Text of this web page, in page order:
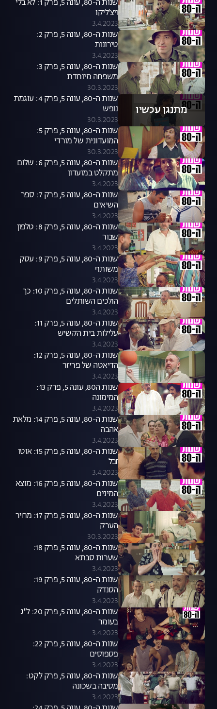
שנות ה-80, עונה 5, פרק 1: לא בלי
ויצ'ליקו
3.4.2023
שנות ה-80, עונה 5, פרק 2:
טירונות
3.4.2023
שנות ה-80, עונה 5, פרק 3:
משפחה מיוחדת
30.3.2023
מתנגן עכשיו
שנות ה-80, עונה 5, פרק 4: עוגמת
נופש
30.3.2023
שנות ה-80, עונה 5, פרק 5:
המועדונית של מורדי
30.3.2023
שנות ה-80, עונה 5, פרק 6: שלום
מתקלט במועדון
3.4.2023
שנות ה-80, עונה 5, פרק 7: ספר
השיאים
3.4.2023
שנות ה-80, עונה 5, פרק 8: טלפון
שבור
3.4.2023
שנות ה-80, עונה 5, פרק 9: עסק
משותף
3.4.2023
שנות ה-80, עונה 5, פרק 10: כך
הולכים השותלים
3.4.2023
שנות ה-80, עונה 5, פרק 11:
עלילות בית הקשיש
3.4.2023
שנות ה-80, עונה 5, פרק 12:
הדיאטה של פריזר
3.4.2023
שנות ה80, עונה 5, פרק 13:
המימונה
3.4.2023
שנות ה-80, עונה 5, פרק 14: מלאת
אהבה
3.4.2023
שנות ה-80, עונה 5, פרק 15: אוטו
זבל
3.4.2023
שנות ה-80, עונה 5, פרק 16: מוצא
המינים
3.4.2023
שנות ה-80, עונה 5, פרק 17: מחיר
הערק
30.3.2023
שנות ה-80, עונה 5, פרק 18:
שערות סבתא
3.4.2023
שנות ה-80, עונה 5, פרק 19:
הסנדק
3.4.2023
שנות ה-80, עונה 5, פרק 20: ל"ג
בעומר
3.4.2023
שנות ה-80, עונה 5, פרק 22:
פספוסים
3.4.2023
שנות ה-80, עונה 5, פרק לקט:
מסיבה בשכונה
3.4.2023